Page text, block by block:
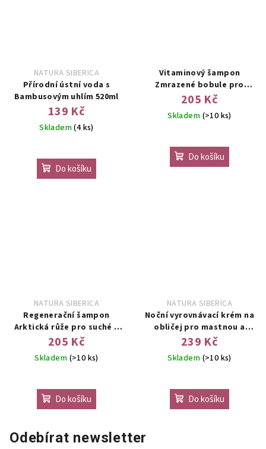
NATURA SIBERICA
Přírodní ústní voda s
Bambusovým uhlím 520ml
139 Kč
Skladem(4 ks)
Do košíku
Vitaminový šampon
Zmrazené bobule pro
mastné vlasy 400ml
205 Kč
Skladem (>10 ks)
Do košíku
NATURA SIBERICA
Regenerační šampon
Arktická růže pro suché a
poškozené vlasy 400ml
205 Kč
Skladem (>10 ks)
Do košíku
NATURA SIBERICA
Noční vyrovnávací krém na
obličej pro mastnou a
smíšenou pleť 50ml
239 Kč
Skladem (>10 ks)
Do košíku
Odebírat newsletter